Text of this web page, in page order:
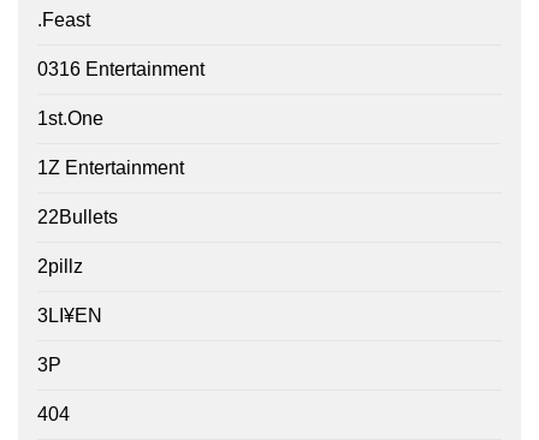
.Feast
0316 Entertainment
1st.One
1Z Entertainment
22Bullets
2pillz
3LI¥EN
3P
404